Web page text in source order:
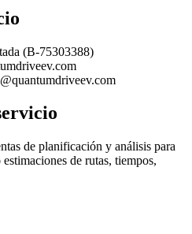
(B-75303388)
de planificación y análisis para
de rutas, tiempos,